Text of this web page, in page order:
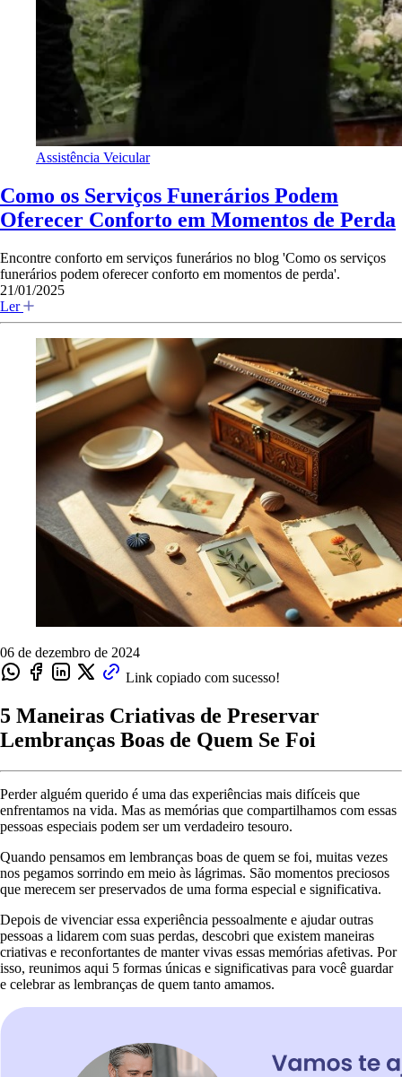
Assistência Veicular
Como os Serviços Funerários Podem
Oferecer Conforto em Momentos de Perda
Encontre conforto em serviços funerários no blog 'Como os serviços
funerários podem oferecer conforto em momentos de perda'.
21/01/2025
Ler
06 de dezembro de 2024
Link copiado com sucesso!
5 Maneiras Criativas de Preservar
Lembranças Boas de Quem Se Foi
Perder alguém querido é uma das experiências mais difíceis que
enfrentamos na vida. Mas as memórias que compartilhamos com essas
pessoas especiais podem ser um verdadeiro tesouro.
Quando pensamos em lembranças boas de quem se foi, muitas vezes
nos pegamos sorrindo em meio às lágrimas. São momentos preciosos
que merecem ser preservados de uma forma especial e significativa.
Depois de vivenciar essa experiência pessoalmente e ajudar outras
pessoas a lidarem com suas perdas, descobri que existem maneiras
criativas e reconfortantes de manter vivas essas memórias afetivas. Por
isso, reunimos aqui 5 formas únicas e significativas para você guardar
e celebrar as lembranças de quem tanto amamos.